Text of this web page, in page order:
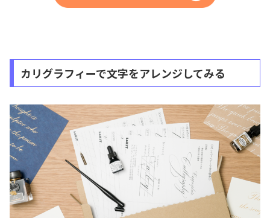
カリグラフィーで文字をアレンジしてみる